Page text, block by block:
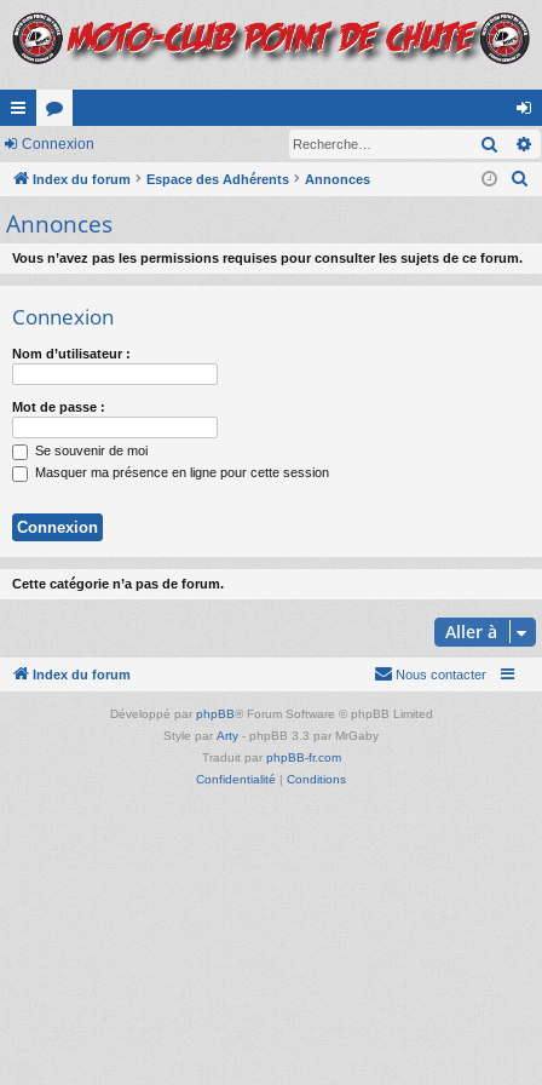
cc
ès
ra
pi
de
or
u
s
on
ne
on
Connexion
Index du forum Espace des Adhérents Annonces
e
Annonces
Vous n’avez pas les permissions requises pour consulter les sujets de ce forum.
Connexion
Nom d’utilisateur :
Mot de passe :
Se souvenir de moi
Masquer ma présence en ligne pour cette session
Cette catégorie n’a pas de forum.
Aller à
Index du forum Nous contacter
Développé par phpBB® Forum Software © phpBB Limited
Style par Arty - phpBB 3.3 par MrGaby
Traduit par phpBB-fr.com
Confidentialité | Conditions